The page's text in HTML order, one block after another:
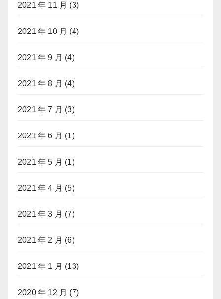
2021 年 11 月 (3)
2021 年 10 月 (4)
2021 年 9 月 (4)
2021 年 8 月 (4)
2021 年 7 月 (3)
2021 年 6 月 (1)
2021 年 5 月 (1)
2021 年 4 月 (5)
2021 年 3 月 (7)
2021 年 2 月 (6)
2021 年 1 月 (13)
2020 年 12 月 (7)